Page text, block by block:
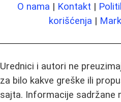
O nama | Kontakt |
korišćenja |
Urednici i autori ne
za bilo kakve greške ili
sajta. Informacije sadržane